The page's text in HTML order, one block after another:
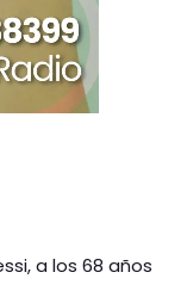
a los 68 años